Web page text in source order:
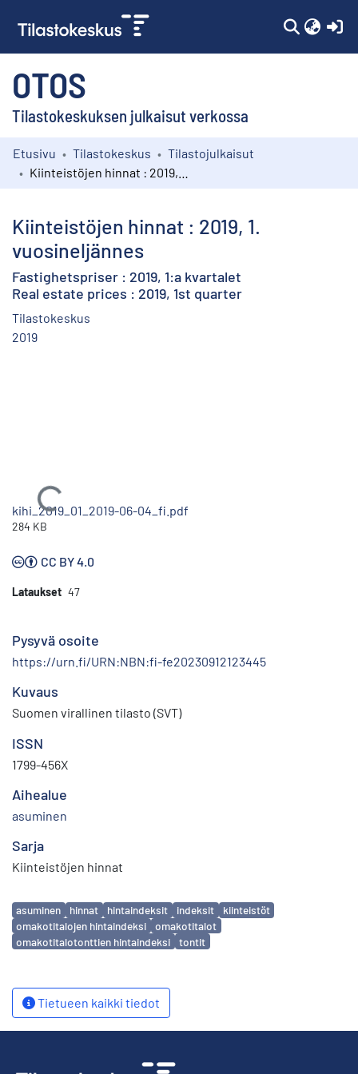
OTOS
Tilastokeskuksen julkaisut verkossa
Kokoelmat
Etusivu Tilastokeskus
Tilastojulkaisut
Kiinteistöjen hinnat : 2019, 1.
vuosineljännes
Fastighetspriser : 2019, 1:a kvartalet
Real estate prices : 2019, 1st quarter
Tilastokeskus
2019
Ladataan...
kihi_2019_01_2019-06-04_fi.pdf
284 KB
CC BY 4.0
Lataukset 47
Pysyvä osoite
https://urn.fi/URN:NBN:fi-fe20230912123445
Kuvaus
Suomen virallinen tilasto (SVT)
ISSN
1799-456X
Aihealue
asuminen
Sarja
Kiinteistöjen hinnat
Avainsanat
asuminen hinnat hintaindeksit indeksit
kiinteistöt
omakotitalojen hintaindeksi
omakotitalot
omakotitalotonttien hintaindeksi
tontit
Tietueen kaikki tiedot